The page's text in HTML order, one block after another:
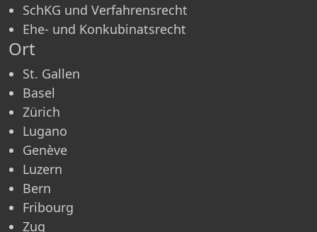
SchKG und Verfahrensrecht
Ehe- und Konkubinatsrecht
Ort
St. Gallen
Basel
Zürich
Lugano
Genève
Luzern
Bern
Fribourg
Zug